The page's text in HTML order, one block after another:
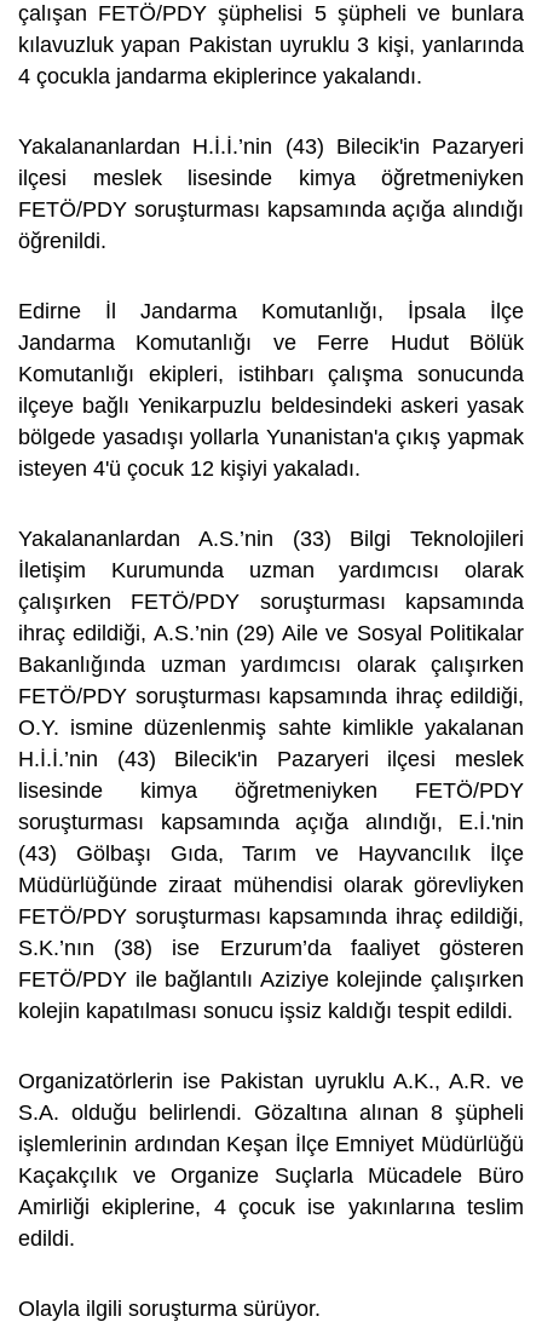
çalışan FETÖ/PDY şüphelisi 5 şüpheli ve bunlara
kılavuzluk yapan Pakistan uyruklu 3 kişi, yanlarında
4 çocukla jandarma ekiplerince yakalandı.
Yakalananlardan H.İ.İ.’nin (43) Bilecik'in Pazaryeri
ilçesi meslek lisesinde kimya öğretmeniyken
FETÖ/PDY soruşturması kapsamında açığa alındığı
öğrenildi.
Edirne İl Jandarma Komutanlığı, İpsala İlçe
Jandarma Komutanlığı ve Ferre Hudut Bölük
Komutanlığı ekipleri, istihbarı çalışma sonucunda
ilçeye bağlı Yenikarpuzlu beldesindeki askeri yasak
bölgede yasadışı yollarla Yunanistan'a çıkış yapmak
isteyen 4'ü çocuk 12 kişiyi yakaladı.
Yakalananlardan A.S.’nin (33) Bilgi Teknolojileri
İletişim Kurumunda uzman yardımcısı olarak
çalışırken FETÖ/PDY soruşturması kapsamında
ihraç edildiği, A.S.’nin (29) Aile ve Sosyal Politikalar
Bakanlığında uzman yardımcısı olarak çalışırken
FETÖ/PDY soruşturması kapsamında ihraç edildiği,
O.Y. ismine düzenlenmiş sahte kimlikle yakalanan
H.İ.İ.’nin (43) Bilecik'in Pazaryeri ilçesi meslek
lisesinde kimya öğretmeniyken FETÖ/PDY
soruşturması kapsamında açığa alındığı, E.İ.'nin
(43) Gölbaşı Gıda, Tarım ve Hayvancılık İlçe
Müdürlüğünde ziraat mühendisi olarak görevliyken
FETÖ/PDY soruşturması kapsamında ihraç edildiği,
S.K.’nın (38) ise Erzurum’da faaliyet gösteren
FETÖ/PDY ile bağlantılı Aziziye kolejinde çalışırken
kolejin kapatılması sonucu işsiz kaldığı tespit edildi.
Organizatörlerin ise Pakistan uyruklu A.K., A.R. ve
S.A. olduğu belirlendi. Gözaltına alınan 8 şüpheli
işlemlerinin ardından Keşan İlçe Emniyet Müdürlüğü
Kaçakçılık ve Organize Suçlarla Mücadele Büro
Amirliği ekiplerine, 4 çocuk ise yakınlarına teslim
edildi.
Olayla ilgili soruşturma sürüyor.